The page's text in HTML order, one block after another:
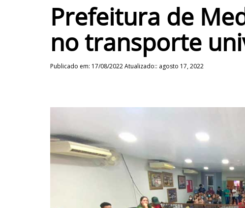
Prefeitura de
no transporte
Publicado em: 17/08/2022 Atualizado:: agosto 17, 2022